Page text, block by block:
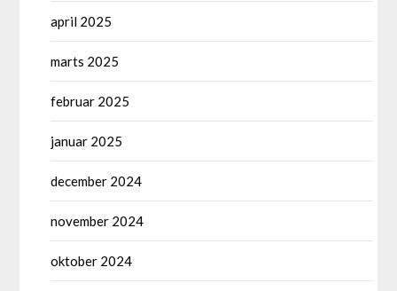
april 2025
marts 2025
februar 2025
januar 2025
december 2024
november 2024
oktober 2024